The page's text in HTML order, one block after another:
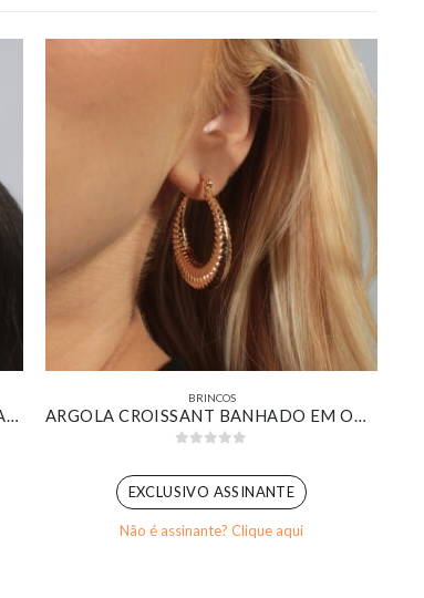
BRINCO REDONDO ADORNO CRAVEJADO COM ZIRCÔNIA MARROM BANHADO EM OURO 18K
BRINCOS
ARGOLA CROISSANT BANHADO EM OURO 18K
EXCLUSIVO ASSINANTE
Não é assinante? Clique aqui